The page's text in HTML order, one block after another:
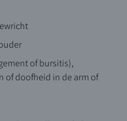
of bursitis),
of doofheid in de arm of